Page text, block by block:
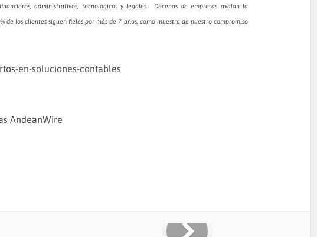
administrativos, tecnológicos y legales. Decenas de empresas avalan la
de los clientes siguen fieles por más de 7 años, como muestra de nuestro compromiso
AndeanWire